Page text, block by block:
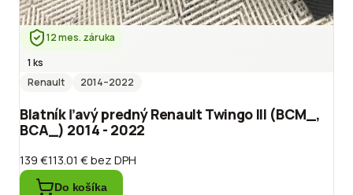
12 mes. záruka
1 ks
Renault
2014–2022
Blatník ľavý predný Renault Twingo III (BCM_,
BCA_) 2014 - 2022
139 €113.01 €bez DPH
Do košíka